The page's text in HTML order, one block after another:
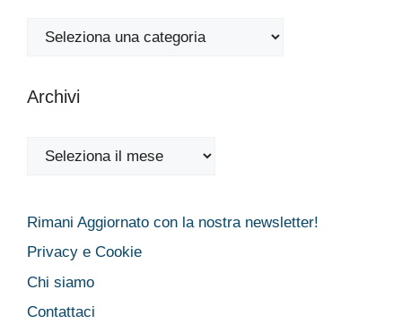
Categorie
Archivi
Archivi
Rimani Aggiornato con la nostra newsletter!
Privacy e Cookie
Chi siamo
Contattaci